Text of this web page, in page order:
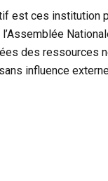
est ces institution
des ressources
influence